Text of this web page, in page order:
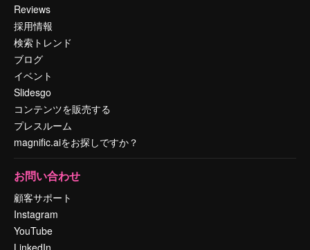
Reviews
採用情報
検索トレンド
ブログ
イベント
Slidesgo
コンテンツを販売する
プレスルーム
magnific.aiをお探しですか？
お問い合わせ
顧客サポート
Instagram
YouTube
LinkedIn